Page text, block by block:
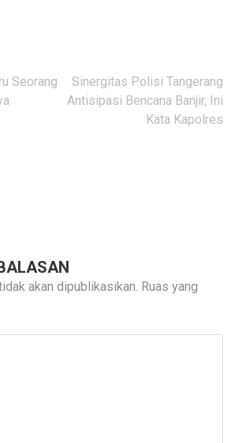
Seorang
Sinergitas Polisi Tangerang
Antisipasi Bencana Banjir, Ini
Kata Kapolres
akan dipublikasikan. Ruas yang